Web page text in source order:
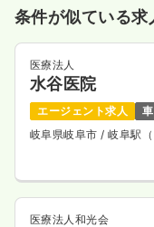
条件が似ている求
医療法人
水谷医院
エージェント求人
岐阜県岐阜市/ 岐阜駅
医療法人和光会